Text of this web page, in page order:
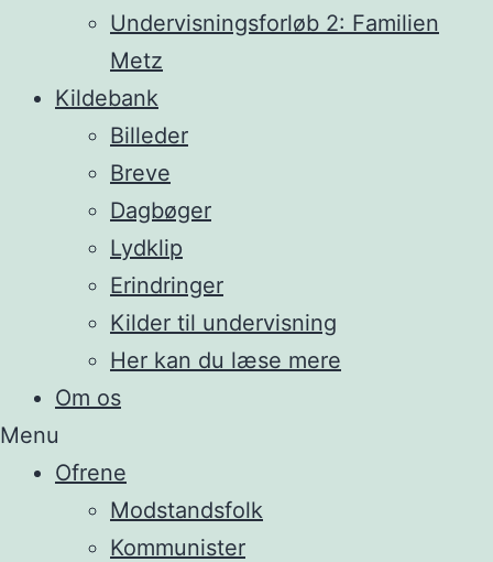
Undervisningsforløb 2: Familien
Metz
Kildebank
Billeder
Breve
Dagbøger
Lydklip
Erindringer
Kilder til undervisning
Her kan du læse mere
Om os
Menu
Ofrene
Modstandsfolk
Kommunister